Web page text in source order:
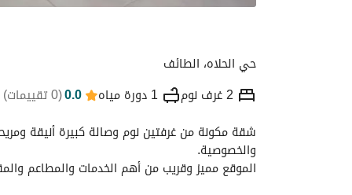
حي الحلاه، الطائف
2 غرف نوم 1 دورة مياه 0.0
(0 تقييمات )
التفاصيل
والخصوصية.
الموقع مميز وقريب من أهم الخدمات والمطاعم